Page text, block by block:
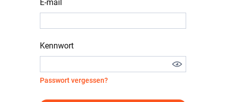
E-mail
Kennwort
Passwort vergessen?